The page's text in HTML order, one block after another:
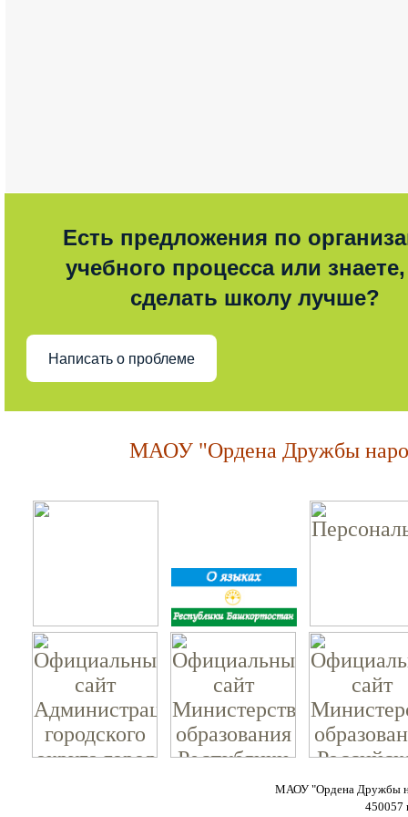
Есть предложения по
учебного процесса или знаете,
сделать школу лучше?
Написать о проблеме
МАОУ "Ордена Дружбы
МАОУ "Ордена Дружбы
450057